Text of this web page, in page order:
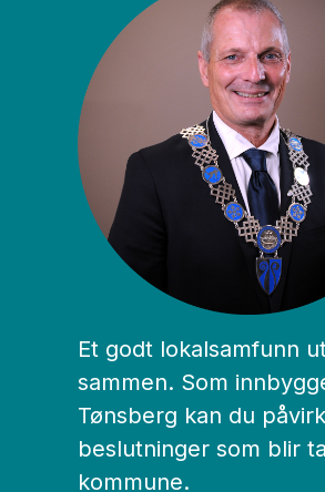
Et godt lokalsamfunn
sammen. Som
Tønsberg kan du
beslutninger som blir
kommune.